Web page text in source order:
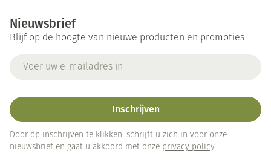
Nieuwsbrief
Blijf op de hoogte van nieuwe producten en promoties
Inschrijven
Door op inschrijven te klikken, schrijft u zich in voor onze
nieuwsbrief en gaat u akkoord met onze privacy policy.